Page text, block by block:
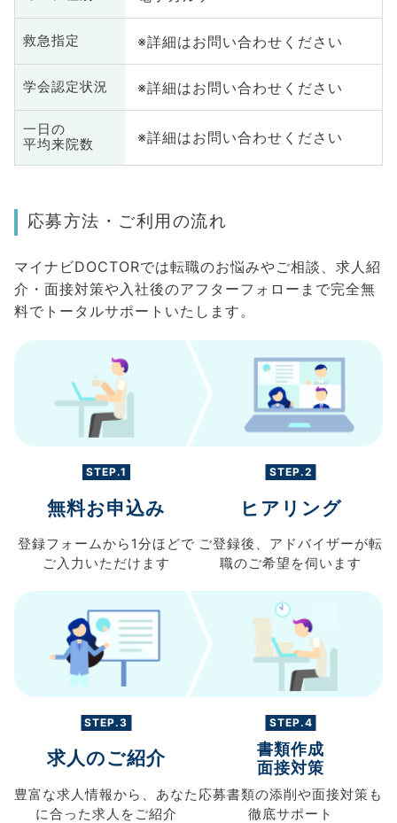
救急指定 ※詳細はお問い合わせください
学会認定状況 ※詳細はお問い合わせください
一日の
平均来院数
※詳細はお問い合わせください
応募方法・ご利用の流れ
マイナビDOCTORでは転職のお悩みやご相談、求人紹
介・面接対策や入社後のアフターフォローまで完全無
料でトータルサポートいたします。
STEP.1
無料お申込み
登録フォームから 1分ほどで
ご入力 いただけます
STEP.2
ヒアリング
ご登録後、 アドバイザーが転
職のご希望を伺います
STEP.3
求人のご紹介
豊富な求人情報から、 あなた
に合った求人を ご紹介
STEP.4
書類作成
面接対策
応募書類の添削や面接対策も
徹底サポート